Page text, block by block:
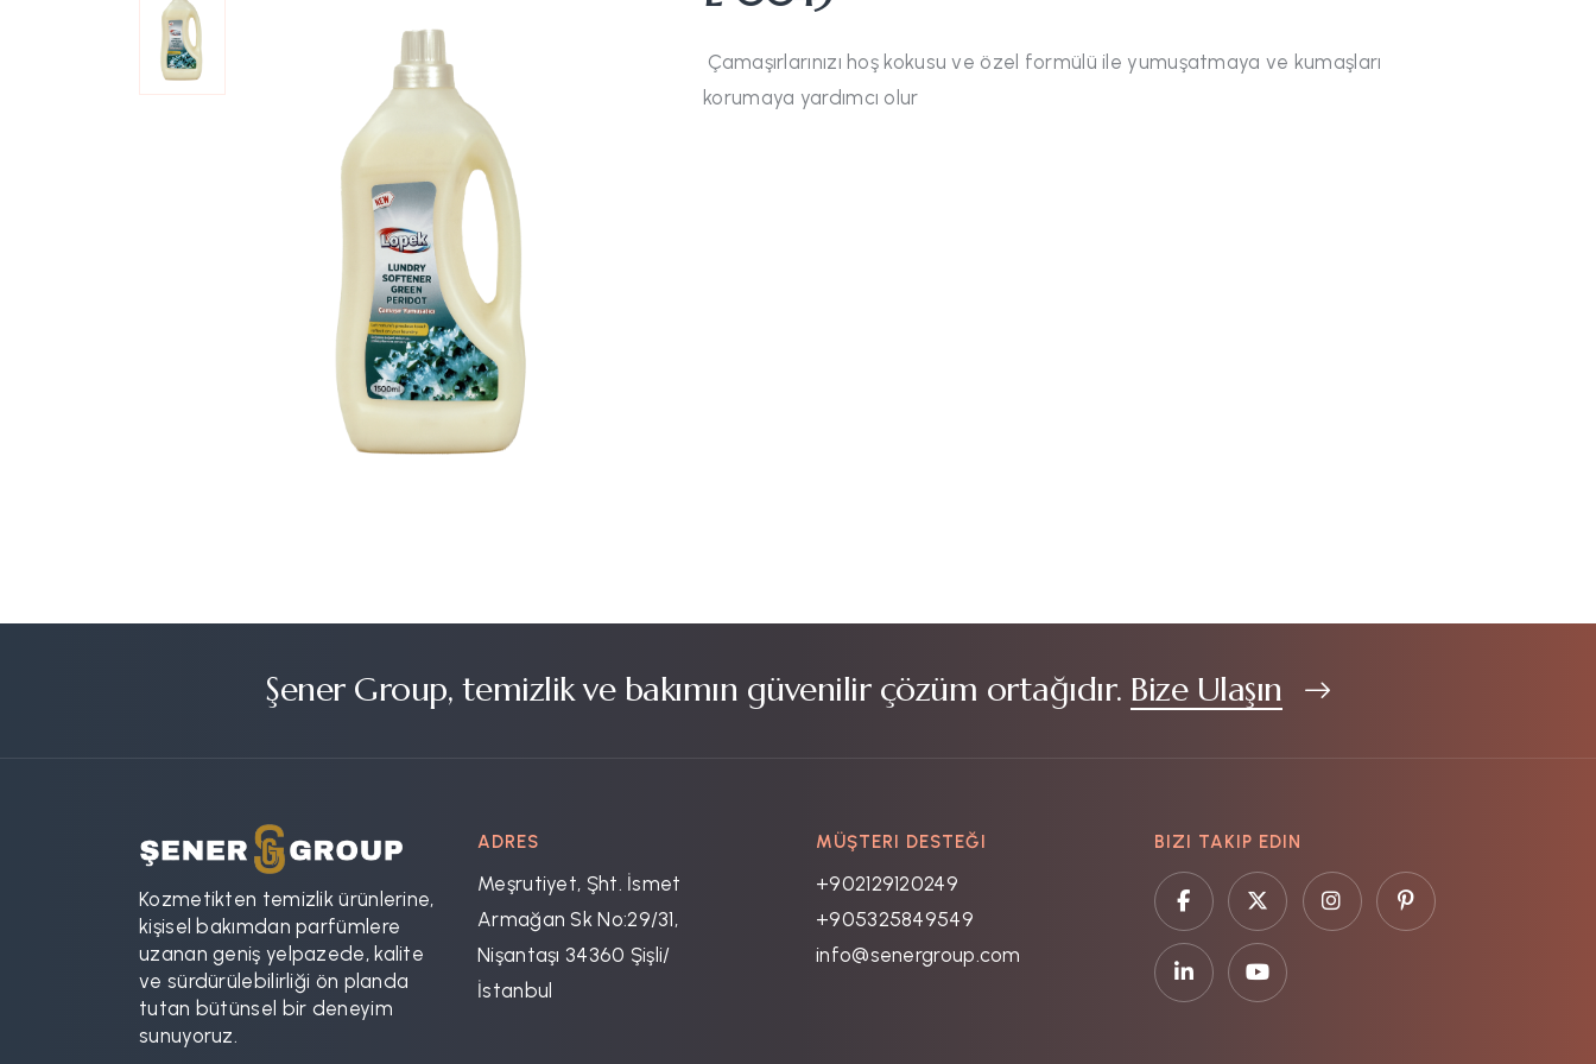
Çamaşırlarınızı hoş kokusu ve özel formülü ile yumuşatmaya ve kumaşları
korumaya yardımcı olur
Şener Group, temizlik ve bakımın güvenilir çözüm ortağıdır. Bize Ulaşın
Kozmetikten temizlik ürünlerine,
kişisel bakımdan parfümlere
uzanan geniş yelpazede, kalite
ve sürdürülebilirliği ön planda
tutan bütünsel bir deneyim
sunuyoruz.
ADRES
Meşrutiyet, Şht. İsmet
Armağan Sk No:29/31,
Nişantaşı 34360 Şişli/
İstanbul
MÜŞTERI DESTEĞI
+902129120249
+905325849549
info@senergroup.com
BIZI TAKIP EDIN